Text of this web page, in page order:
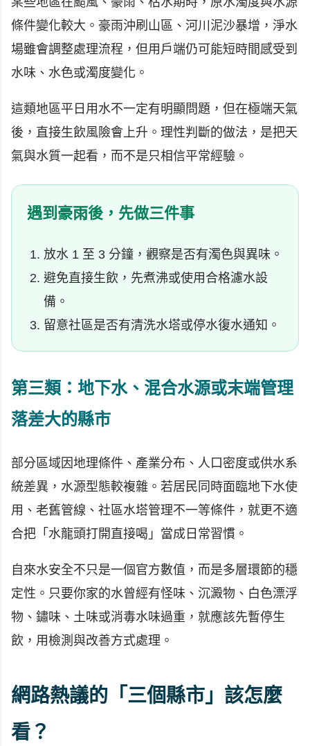
條件變化較大。豪雨沖刷山區、河川泥沙暴增，淨水
場雖會調整處理流程，但用戶端仍可能短時間感受到
水味、水色或濁度變化。
這類地區平日用水不一定有明顯問題，但在極端天氣
後，直接生飲風險會上升。理性判斷的做法，是把天
氣與水質一起看，而不是只相信平常經驗。
遇到豪雨後，先做三件事
放水 1 至 3 分鐘，觀察是否有濁色與異味。
避免直接生飲，先煮沸或使用合格濾水設
備。
留意社區是否有清洗水塔或停水復水通知。
第三類：地下水、混合水源或末端管理
落差大的縣市
部分區域因地理條件、產業分布、人口密度或供水系
統差異，水源型態較複雜。若居民同時面臨地下水使
用、老舊管線、社區水塔管理不一等條件，就更不適
合把「水龍頭打開直接喝」當成日常習慣。
自來水安全不只是一個官方數值，而是多層環節的穩
定性。只要你家的水曾經有怪味、沉澱物、白色漂浮
物、鏽味、土味或消毒水味過重，就應該先暫停生
飲，用檢測與改善方式處理。
網路熱議的「三個縣市」該怎麼
看？